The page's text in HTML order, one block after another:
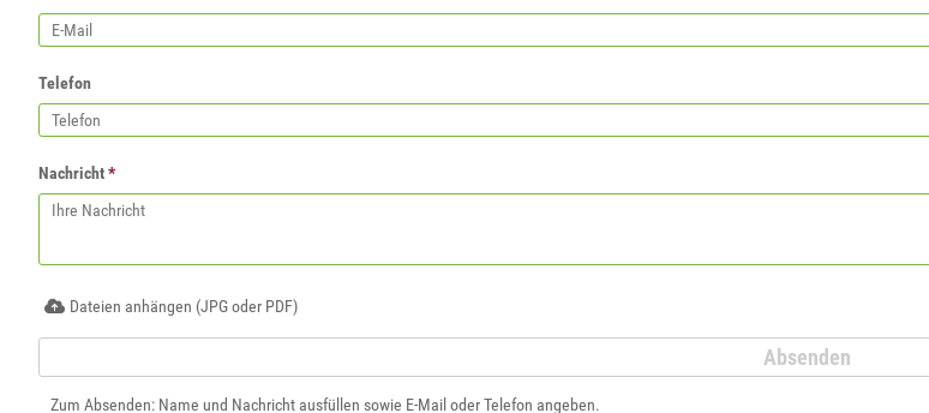
Telefon
Nachricht*
Dateien anhängen (JPG oder PDF)
Zum Absenden: Name und Nachricht ausfüllen sowie E-Mail oder Telefon angeben.